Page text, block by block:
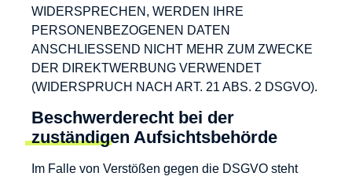
WIDERSPRECHEN, WERDEN IHRE
PERSONENBEZOGENEN DATEN
ANSCHLIESSEND NICHT MEHR ZUM ZWECKE
DER DIREKTWERBUNG VERWENDET
(WIDERSPRUCH NACH ART. 21 ABS. 2 DSGVO).
Beschwerde­recht bei der
zuständigen Aufsichts­behörde
Im Falle von Verstößen gegen die DSGVO steht